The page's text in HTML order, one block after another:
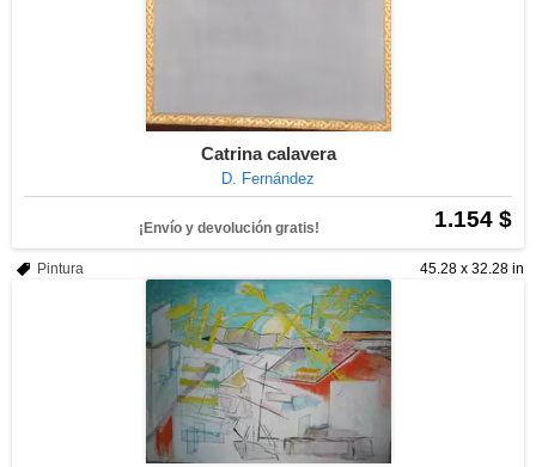
Catrina calavera
D. Fernández
1.154 $
¡Envío y devolución gratis!
45.28 x 32.28 in
Pintura